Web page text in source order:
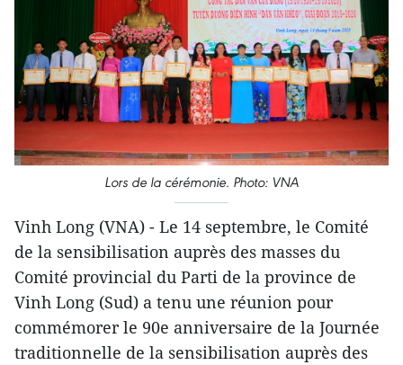
Lors de la cérémonie. Photo: VNA
Vinh Long (VNA) - Le 14 septembre, le Comité
de la sensibilisation auprès des masses du
Comité provincial du Parti de la province de
Vinh Long (Sud) a tenu une réunion pour
commémorer le 90e anniversaire de la Journée
traditionnelle de la sensibilisation auprès des